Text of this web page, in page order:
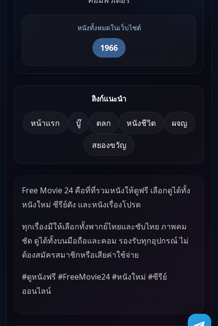
หนังทั้งหมดในเว็บไซต์
1966
ลิงก์แนะนำ
หน้าแรก บู๊ ตลก หนังชีวิต ผจญ
สยองขวัญ
Free Movie 24 คือที่ที่รวมหนังให้ดูฟรี เลือกดูได้ทั้ง
หนังใหม่ ซีรีย์ดัง และหนังเรื่องโปรด
ทุกเรื่องมีให้เลือกทั้งพากย์ไทยและซับไทย ภาพคม
ชัด ดูได้ทั้งบนมือถือและคอม รองรับทุกอุปกรณ์ ไม่
ต้องสมัครสมาชิกหรือเสียค่าใช้จ่าย
#ดูหนังฟรี #FreeMovie24 #หนังใหม่ #ซีรีย์
ออนไลน์